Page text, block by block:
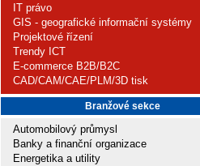
IT právo
GIS - geografické informační systémy
Projektové řízení
Trendy ICT
E-commerce B2B/B2C
CAD/CAM/CAE/PLM/3D tisk
Branžové sekce
Automobilový průmysl
Banky a finanční organizace
Energetika a utility